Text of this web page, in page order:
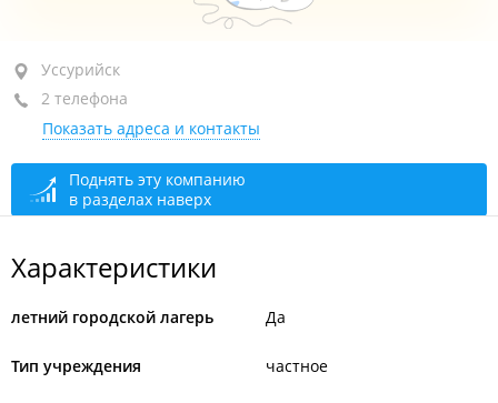
Уссурийск, ул. Пушкина, 27
2-й этаж
+7 924 722-22-24
+7 (4234) 24-22-24
открыто: 08:00–20:00
Уссурийск
2 телефона
Показать адреса и контакты
Поднять эту компанию
в разделах наверх
Характеристики
летний городской лагерь Да
Тип учреждения частное